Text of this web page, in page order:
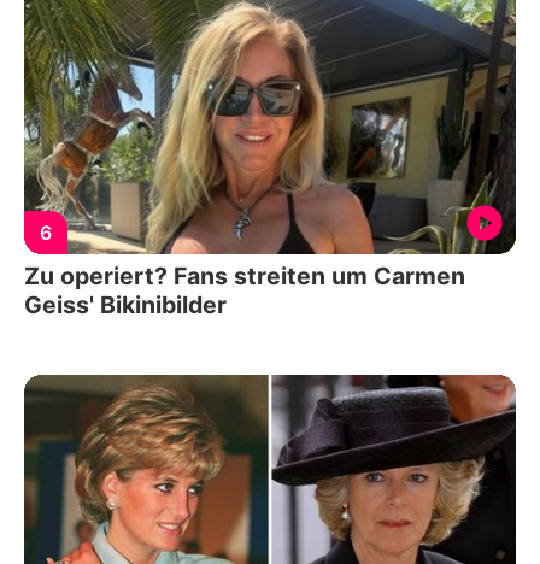
6
Zu operiert? Fans streiten um Carmen
Geiss' Bikinibilder